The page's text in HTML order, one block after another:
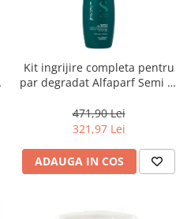
Kit ingrijire completa pentru
par degradat Alfaparf Semi di
Reparative, Salon Size
471,90 Lei
321,97 Lei
ADAUGA IN COS